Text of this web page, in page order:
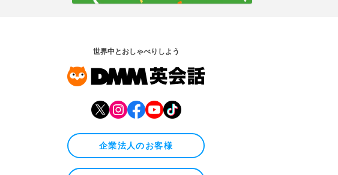
世界中とおしゃべりしよう
企業法人のお客様